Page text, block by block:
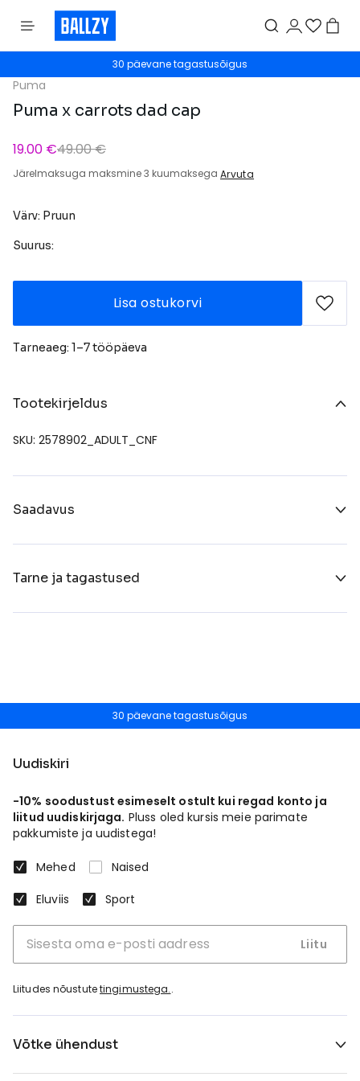
30 päevane tagastusõigus
Puma
Puma x carrots dad cap
19.00 €49.00 €
Järelmaksuga maksmine 3 kuumaksega Arvuta
Värv: Pruun
Suurus:
Lisa ostukorvi
Tarneaeg: 1–7 tööpäeva
Tootekirjeldus
SKU: 2578902_ADULT_CNF
Saadavus
Tarne ja tagastused
30 päevane tagastusõigus
Uudiskiri
-10% soodustust esimeselt ostult kui regad konto ja
liitud uudiskirjaga. Pluss oled kursis meie parimate
pakkumiste ja uudistega!
Mehed
Naised
Eluviis
Sport
Liitu
Liitudes nõustutetingimustega..
Võtke ühendust